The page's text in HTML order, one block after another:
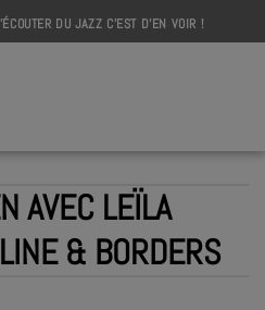
DU JAZZ C'EST D'EN VOIR !
AVEC LEÏLA
& BORDERS